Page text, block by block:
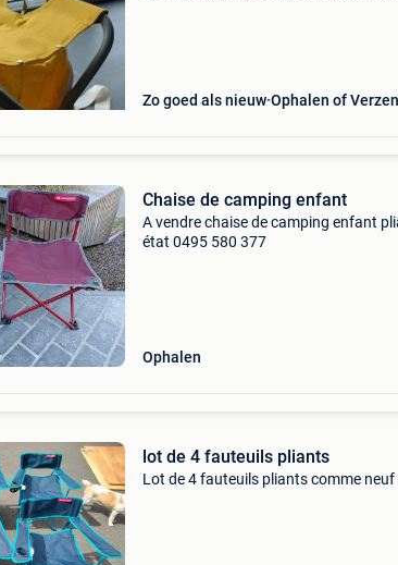
Zo goed als nieuw Ophalen of
Chaise de camping enfant
A vendre chaise de camping enfant
état 0495 580 377
Ophalen
lot de 4 fauteuils pliants
Lot de 4 fauteuils pliants comme neuf